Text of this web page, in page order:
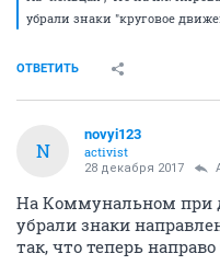
убрали знаки "круговое
ОТВЕТИТЬ
N
novyi123
activist
28 декабря 2017
На Коммунальном при
убрали знаки
так, что теперь